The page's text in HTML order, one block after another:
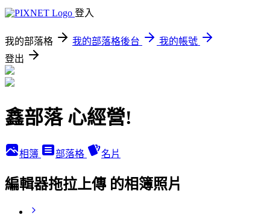
登入
我的部落格 我的部落格後台
我的帳號
登出
鑫部落 心經營!
相簿 部落格 名片
編輯器拖拉上傳 的相簿照片